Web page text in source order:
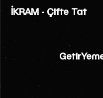
İKRAM - Çifte Tat